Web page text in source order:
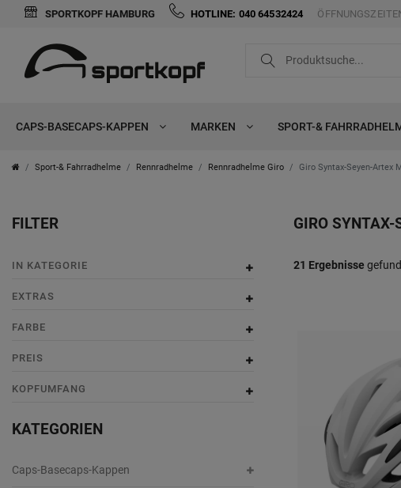
SPORTKOPF HAMBURG HOTLINE: 040 64532424
CAPS-BASECAPS-KAPPEN MARKEN SPORT-&
Sport-& Fahrradhelme Rennradhelme Rennradhelme Giro Giro Syntax-Seyen-Artex
FILTER
IN KATEGORIE
EXTRAS
FARBE
PREIS
KOPFUMFANG
KATEGORIEN
Caps-Basecaps-Kappen
GIRO
21 Ergebnisse
FILTER
K
e
o
r
i
e
E
t
r
a
s
a
r
b
e
r
e
i
s
o
u
f
a
n
g